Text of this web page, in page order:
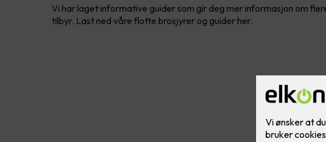
Vi har laget informative guider som gir deg mer informasjon om
tilbyr. Last ned våre flotte brosjyrer og guider her.